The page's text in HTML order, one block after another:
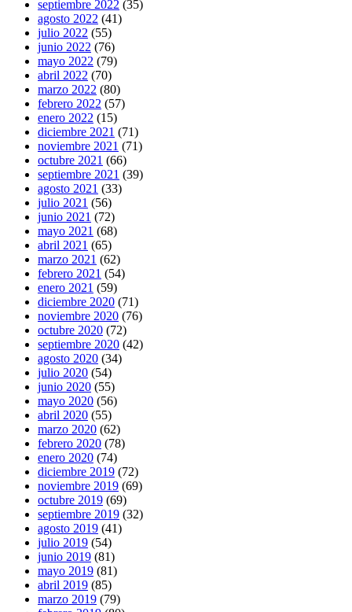
septiembre 2022 (35)
agosto 2022 (41)
julio 2022 (55)
junio 2022 (76)
mayo 2022 (79)
abril 2022 (70)
marzo 2022 (80)
febrero 2022 (57)
enero 2022 (15)
diciembre 2021 (71)
noviembre 2021 (71)
octubre 2021 (66)
septiembre 2021 (39)
agosto 2021 (33)
julio 2021 (56)
junio 2021 (72)
mayo 2021 (68)
abril 2021 (65)
marzo 2021 (62)
febrero 2021 (54)
enero 2021 (59)
diciembre 2020 (71)
noviembre 2020 (76)
octubre 2020 (72)
septiembre 2020 (42)
agosto 2020 (34)
julio 2020 (54)
junio 2020 (55)
mayo 2020 (56)
abril 2020 (55)
marzo 2020 (62)
febrero 2020 (78)
enero 2020 (74)
diciembre 2019 (72)
noviembre 2019 (69)
octubre 2019 (69)
septiembre 2019 (32)
agosto 2019 (41)
julio 2019 (54)
junio 2019 (81)
mayo 2019 (81)
abril 2019 (85)
marzo 2019 (79)